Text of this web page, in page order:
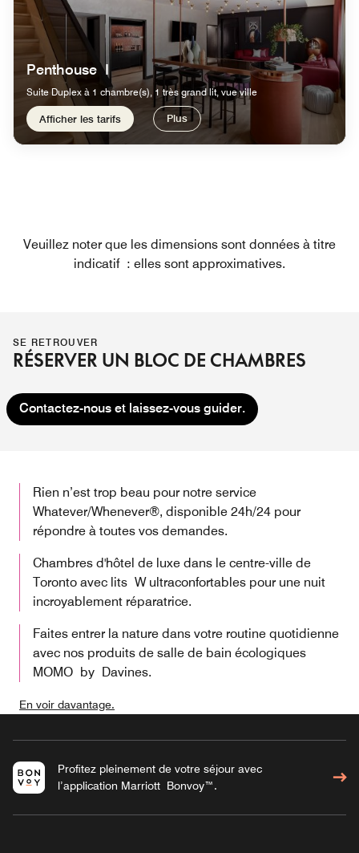
Penthouse I
Suite Duplex à 1 chambre(s), 1 très grand lit, vue ville
Afficher les tarifs Plus
Veuillez noter que les dimensions sont données à titre
indicatif : elles sont approximatives.
SE RETROUVER
RÉSERVER UN BLOC DE CHAMBRES
Contactez-nous et laissez-vous guider.
Rien n’est trop beau pour notre service
Whatever/Whenever®, disponible 24h/24 pour
répondre à toutes vos demandes.
Chambres d'hôtel de luxe dans le centre-ville de
Toronto avec lits W ultraconfortables pour une nuit
incroyablement réparatrice.
Faites entrer la nature dans votre routine quotidienne
avec nos produits de salle de bain écologiques
MOMO by Davines.
En voir davantage.
Profitez pleinement de votre séjour avec
l’application Marriott Bonvoy™.